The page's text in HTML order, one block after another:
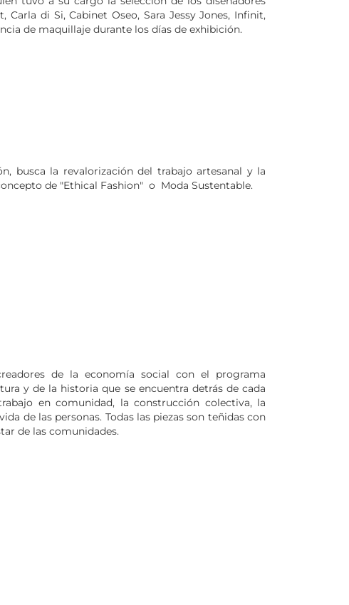
di Si, Cabinet Oseo, Sara Jessy Jones, Infinit,
de maquillaje durante los días de exhibición.
busca la revalorización del trabajo artesanal y la
de "Ethical Fashion" o Moda Sustentable.
de la economía social con el programa
y de la historia que se encuentra detrás de cada
en comunidad, la construcción colectiva, la
de las personas. Todas las piezas son teñidas con
de las comunidades.